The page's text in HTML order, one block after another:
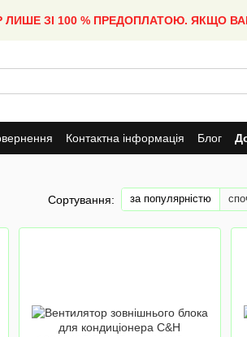
ЗІ 100 % ПРЕДОПЛАТОЮ. ЯКЩО
Контактна інформація Блог
Сортування: за популярністю